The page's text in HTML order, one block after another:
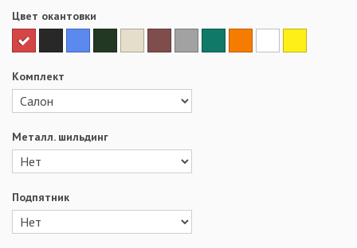
Цвет окантовки
Комплект
Металл. шильдинг
Подпятник